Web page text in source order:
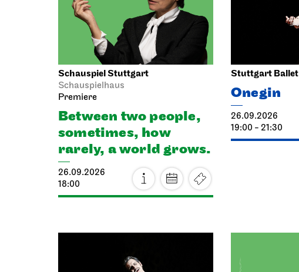
Schauspiel Stuttgart
Schauspielhaus
Premiere
Between two people,
sometimes, how
rarely, a world grows.
26.09.2026
18:00
Stuttgart Ballet
Onegin
26.09.2026
19:00 - 21:30